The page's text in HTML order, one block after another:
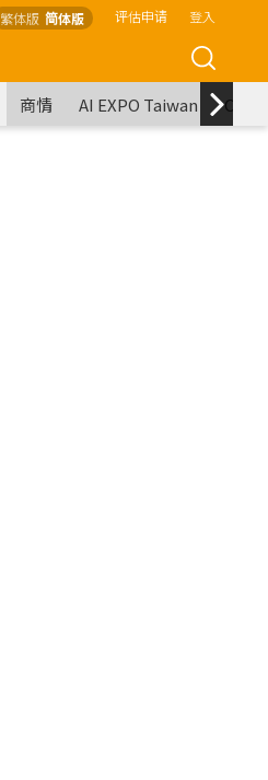
繁体版 简体版 评估申请 登入
商情 AI EXPO Taiwan